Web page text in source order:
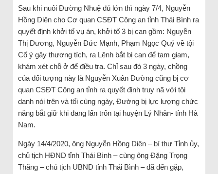
Sau khi nuôi Đường Nhuệ đủ lớn thì ngày 7/4, Nguyễn
Hồng Diên cho Cơ quan CSĐT Công an tỉnh Thái Bình ra
quyết định khởi tố vụ án, khởi tố 3 bị can gồm: Nguyễn
Thị Dương, Nguyễn Đức Mạnh, Phạm Ngọc Quý về tội
Cố ý gây thương tích, ra Lệnh bắt bị can để tạm giam,
khám xét chỗ ở để điều tra. Chỉ sau đó 3 ngày, chồng
của đối tượng này là Nguyễn Xuân Đường cũng bị cơ
quan CSĐT Công an tỉnh ra quyết định truy nã với tội
danh nói trên và tối cùng ngày, Đường bị lực lượng chức
năng bắt giữ khi đang lẩn trốn tại huyện Lý Nhân- tỉnh Hà
Nam.
Ngày 14/4/2020, ông Nguyễn Hồng Diên – bí thư Tỉnh ủy,
chủ tịch HĐND tỉnh Thái Bình – cùng ông Đặng Trọng
Thăng – chủ tịch UBND tỉnh Thái Bình – đã đến gặp,